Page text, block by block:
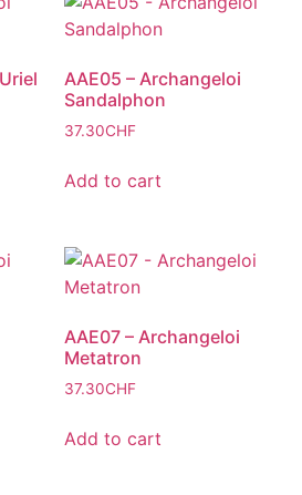
AAE05 – Archangeloi
Sandalphon
37.30CHF
Add to cart
AAE07 – Archangeloi
Metatron
37.30CHF
Add to cart